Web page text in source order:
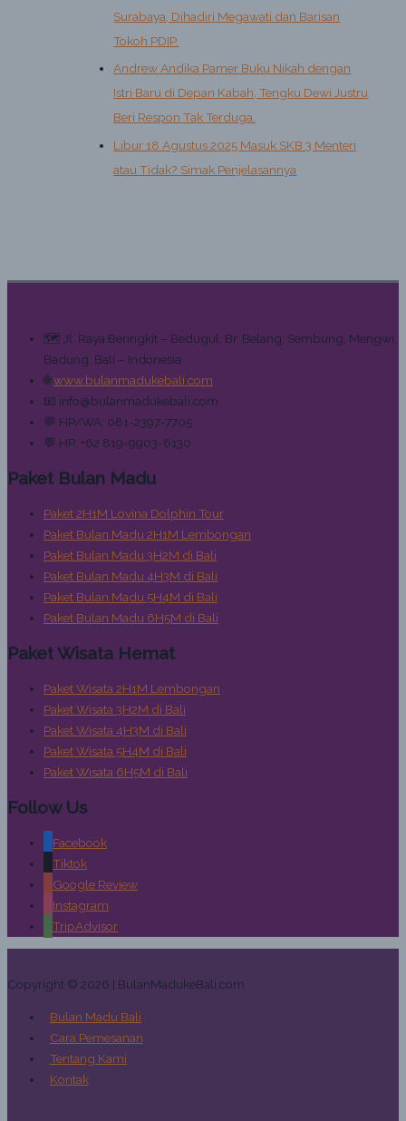
Surabaya, Dihadiri Megawati dan Barisan
Tokoh PDIP.
Andrew Andika Pamer Buku Nikah dengan
Istri Baru di Depan Kabah, Tengku Dewi Justru
Beri Respon Tak Terduga.
Libur 18 Agustus 2025 Masuk SKB 3 Menteri
atau Tidak? Simak Penjelasannya
🗺️ Jl. Raya Beringkit – Bedugul, Br. Belang, Sembung, Mengwi,
Badung, Bali – Indonesia
🌐www.bulanmadukebali.com
📧 info@bulanmadukebali.com
💬 HP/WA: 081-2397-7705
💬 HP: +62 819-9903-6130
Paket Bulan Madu
Paket 2H1M Lovina Dolphin Tour
Paket Bulan Madu 2H1M Lembongan
Paket Bulan Madu 3H2M di Bali
Paket Bulan Madu 4H3M di Bali
Paket Bulan Madu 5H4M di Bali
Paket Bulan Madu 6H5M di Bali
Paket Wisata Hemat
Paket Wisata 2H1M Lembongan
Paket Wisata 3H2M di Bali
Paket Wisata 4H3M di Bali
Paket Wisata 5H4M di Bali
Paket Wisata 6H5M di Bali
Follow Us
Facebook
Tiktok
Google Review
Instagram
TripAdvisor
Copyright © 2026 | BulanMadukeBali.com
Bulan Madu Bali
Cara Pemesanan
Tentang Kami
Kontak